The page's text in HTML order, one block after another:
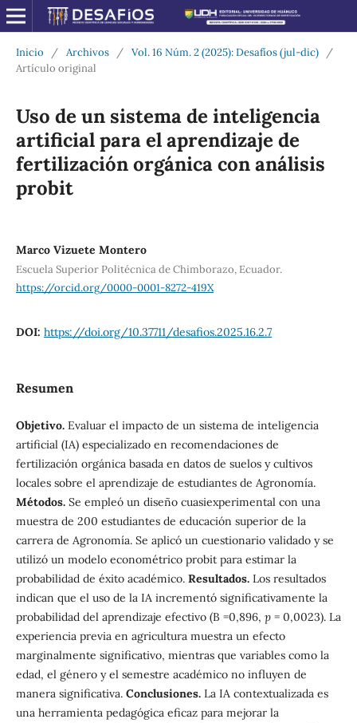
Inicio / Archivos / Vol. 16 Núm. 2 (2025): Desafíos (jul-dic)
/
Artículo original
Uso de un sistema de inteligencia
artificial para el aprendizaje de
fertilización orgánica con análisis
probit
Marco Vizuete Montero
Escuela Superior Politécnica de Chimborazo, Ecuador.
https://orcid.org/0000-0001-8272-419X
DOI: https://doi.org/10.37711/desafios.2025.16.2.7
Resumen
Objetivo. Evaluar el impacto de un sistema de inteligencia
artificial (IA) especializado en recomendaciones de
fertilización orgánica basada en datos de suelos y cultivos
locales sobre el aprendizaje de estudiantes de Agronomía.
Métodos. Se empleó un diseño cuasiexperimental con una
muestra de 200 estudiantes de educación superior de la
carrera de Agronomía. Se aplicó un cuestionario validado y se
utilizó un modelo econométrico probit para estimar la
probabilidad de éxito académico. Resultados. Los resultados
indican que el uso de la IA incrementó significativamente la
probabilidad del aprendizaje efectivo (B =0,896, p= 0,0023). La
experiencia previa en agricultura muestra un efecto
marginalmente significativo, mientras que variables como la
edad, el género y el semestre académico no influyen de
manera significativa. Conclusiones. La IA contextualizada es
una herramienta pedagógica eficaz para mejorar la